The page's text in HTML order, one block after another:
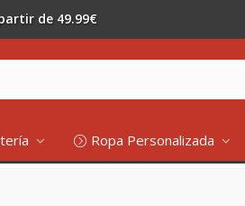
de 49.99€
Ropa Personalizada